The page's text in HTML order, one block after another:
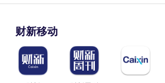
财新移动